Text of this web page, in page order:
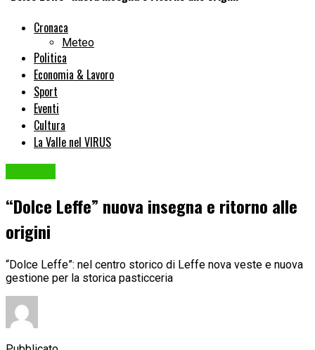
Cronaca
Meteo
Politica
Economia & Lavoro
Sport
Eventi
Cultura
La Valle nel VIRUS
“Dolce Leffe” nuova insegna e ritorno alle
origini
“Dolce Leffe”: nel centro storico di Leffe nova veste e nuova
gestione per la storica pasticceria